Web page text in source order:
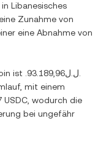
in Libanesisches
Zunahme von
eine Abnahme von
ist .ل.ل93.189,96
mit einem
USDC , wodurch die
bei ungefähr